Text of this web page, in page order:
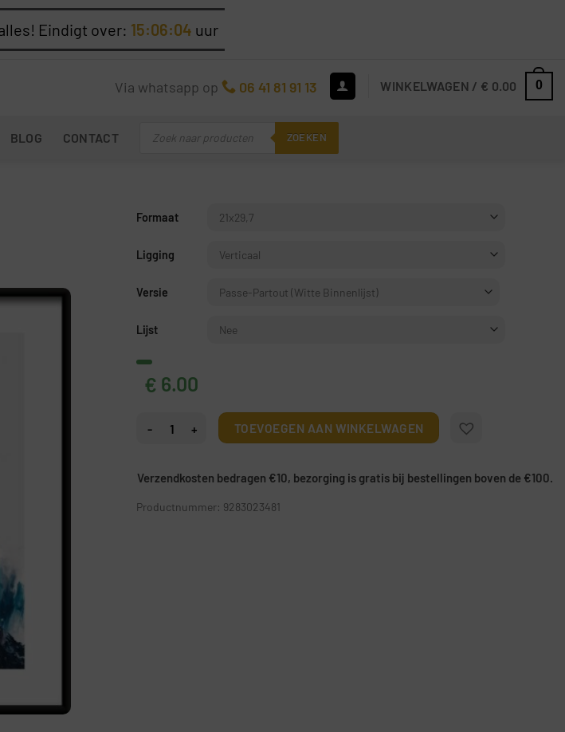
Eindigt over: 15:06:03 uur
Via whatsapp op 06 41 81 91 13 WINKELWAGEN / € 0.00 0
BLOG CONTACT
zoeken
ZOEKEN
Formaat
Ligging
Versie
Lijst
€ 6.00
Rode Piek-poster aantalTOEVOEGEN AAN WINKELWAGEN
Verzendkosten bedragen €10, bezorging is gratis bij bestellingen boven de €100.
Productnummer: 9283023481